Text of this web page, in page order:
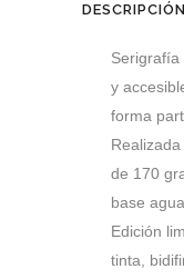
DESCRIPCIÓN
Serigrafía
y
forma
de 170
base agua.
Edición
tinta,